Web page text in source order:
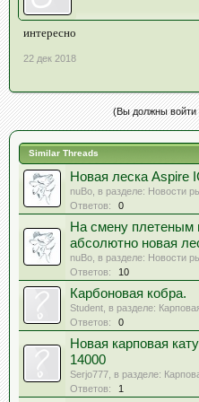
интересно
22 дек 2018
(Вы должны войти
Similar Threads
Новая леска Aspire
nuBo , в разделе: Новости
Ответов:
0
На смену плетеным
абсолютно новая
nuBo , в разделе: Новости
Ответов:
10
Карбоновая кобра.
Student , в разделе:
Ответов:
0
Новая карповая
14000
Serjo777 , в разделе:
Ответов:
1